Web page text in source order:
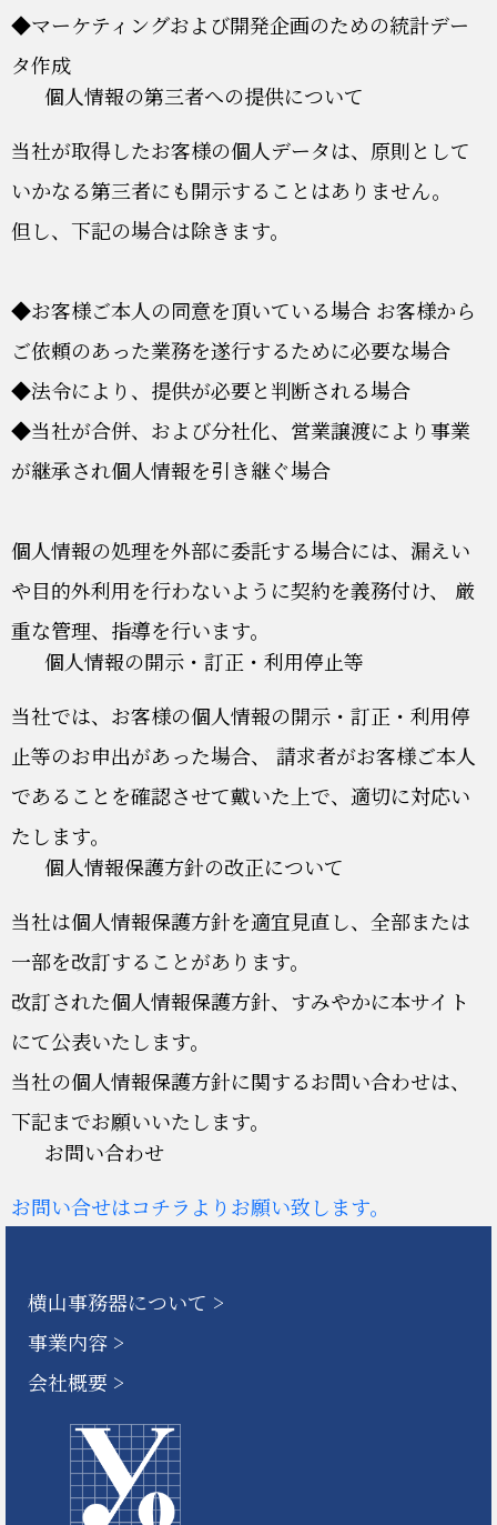
◆マーケティングおよび開発企画のための統計デー
タ作成
個人情報の第三者への提供について
当社が取得したお客様の個人データは、原則として
いかなる第三者にも開示することはありません。
但し、下記の場合は除きます。
◆お客様ご本人の同意を頂いている場合 お客様から
ご依頼のあった業務を遂行するために必要な場合
◆法令により、提供が必要と判断される場合
◆当社が合併、および分社化、営業譲渡により事業
が継承され個人情報を引き継ぐ場合
個人情報の処理を外部に委託する場合には、漏えい
や目的外利用を行わないように契約を義務付け、 厳
重な管理、指導を行います。
個人情報の開示・訂正・利用停止等
当社では、お客様の個人情報の開示・訂正・利用停
止等のお申出があった場合、 請求者がお客様ご本人
であることを確認させて戴いた上で、適切に対応い
たします。
個人情報保護方針の改正について
当社は個人情報保護方針を適宜見直し、全部または
一部を改訂することがあります。
改訂された個人情報保護方針、すみやかに本サイト
にて公表いたします。
当社の個人情報保護方針に関するお問い合わせは、
下記までお願いいたします。
お問い合わせ
お問い合せはコチラよりお願い致します。
横山事務器について
事業内容
会社概要